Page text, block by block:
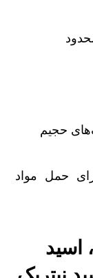
حمل مواد